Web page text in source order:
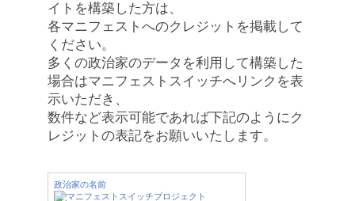
イトを構築した方は、
各マニフェストへのクレジットを掲載して
ください。
多くの政治家のデータを利用して構築した
場合はマニフェストスイッチへリンクを表
示いただき、
数件など表示可能であれば下記のようにク
レジットの表記をお願いいたします。
政治家の名前